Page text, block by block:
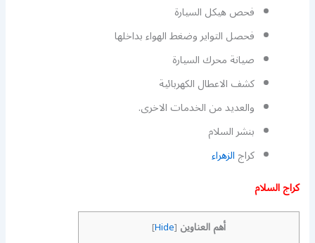
فحص هيكل السيارة
فحصل التواير وضغط الهواء بداخلها
صيانة محرك السيارة
كشف الاعطال الكهربائية
والعديد من الخدمات الاخرى.
بنشر السلام
كراجالزهراء
كراج السلام
أهم العناوين [
Hide
]